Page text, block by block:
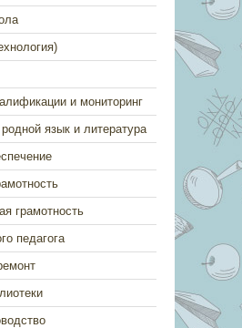
и мониторинг
язык и литература
грамотность
педагога